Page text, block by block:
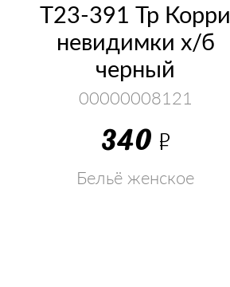
Т23-391 Тр Корри
невидимки х/б
черный
00000008121
340 Р
Бельё женское